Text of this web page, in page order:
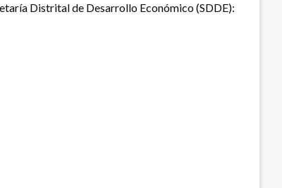
Distrital de Desarrollo Económico (SDDE):